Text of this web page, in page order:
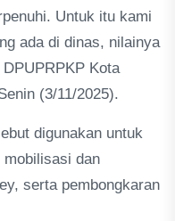
Untuk itu kami
ada di dinas, nilainya
Kota
(3/11/2025).
digunakan untuk
mobilisasi dan
serta pembongkaran